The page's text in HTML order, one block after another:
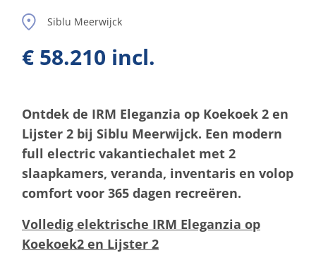
Siblu Meerwijck
€ 58.210 incl.
Ontdek de IRM Eleganzia op Koekoek 2 en
Lijster 2 bij Siblu Meerwijck. Een modern
full electric vakantiechalet met 2
slaapkamers, veranda, inventaris en volop
comfort voor 365 dagen recreëren.
Volledig elektrische IRM Eleganzia op
Koekoek2 en Lijster 2